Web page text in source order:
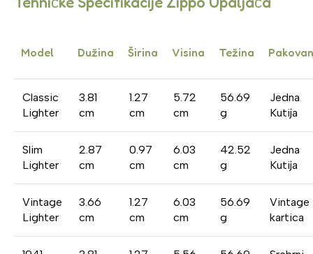
Model Dužina Širina Visina Težina
Classic
Lighter
3.81
cm
1.27
cm
5.72
cm
56.69
g
Jedna
Kutija
Slim
Lighter
2.87
cm
0.97
cm
6.03
cm
42.52
g
Jedna
Kutija
Vintage
Lighter
3.66
cm
1.27
cm
6.03
cm
56.69
g
Vintage
kartica